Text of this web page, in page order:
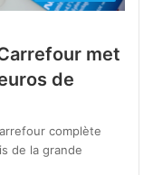
met
de
complète
de la grande